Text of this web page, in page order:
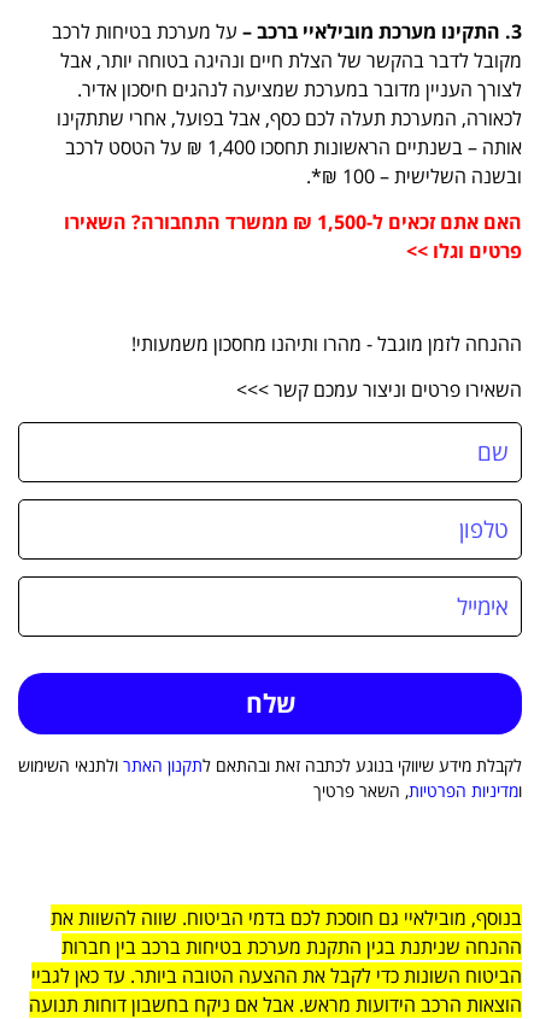
3. התקינו מערכת מובילאיי ברכב –
על מערכת בטיחות לרכב
מקובל לדבר בהקשר של הצלת חיים ונהיגה בטוחה יותר, אבל
לצורך העניין מדובר במערכת שמציעה לנהגים חיסכון אדיר.
לכאורה, המערכת תעלה לכם כסף, אבל בפועל, אחרי שתתקינו
אותה – בשנתיים הראשונות תחסכו 1,400 ₪ על הטסט לרכב
ובשנה השלישית – 100 ₪*.
האם אתם זכאים ל-1,500 ₪ ממשרד התחבורה? השאירו
פרטים וגלו >>
ההנחה לזמן מוגבל - מהרו ותיהנו מחסכון משמעותי!
השאירו פרטים וניצור עמכם קשר >>>
לקבלת מידע שיווקי בנוגע לכתבה זאת ובהתאם לתקנון האתר ולתנאי השימוש
ומדיניות הפרטיות, השאר פרטיך
בנוסף, מובילאיי גם חוסכת לכם בדמי הביטוח. שווה להשוות את
ההנחה שניתנת בגין התקנת מערכת בטיחות ברכב בין חברות
הביטוח השונות כדי לקבל את ההצעה הטובה ביותר. עד כאן לגביי
הוצאות הרכב הידועות מראש. אבל אם ניקח בחשבון דוחות תנועה